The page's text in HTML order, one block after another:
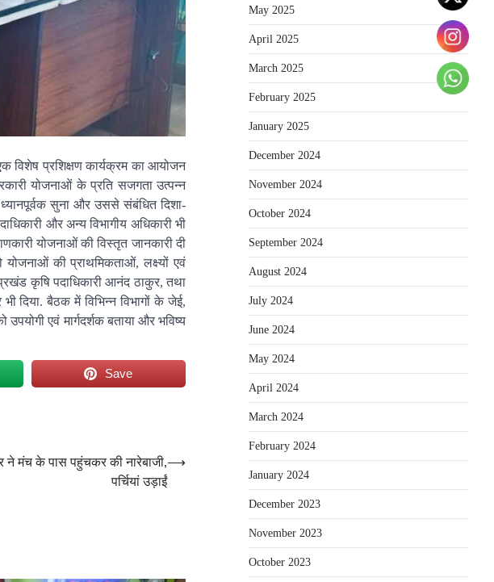
विशेष प्रशिक्षण कार्यक्रम का आयोजन
योजनाओं के प्रति सजगता उत्पन्न
ध्यानपूर्वक सुना और उससे संबंधित दिशा-
और अन्य विभागीय अधिकारी भी
योजनाओं की विस्तृत जानकारी दी
योजनाओं की प्राथमिकताओं, लक्ष्यों एवं
कृषि पदाधिकारी आनंद ठाकुर, तथा
दिया. बैठक में विभिन्न विभागों के जेई,
एवं मार्गदर्शक बताया और भविष्य
Save
ने मंच के पास पहुंचकर की नारेबाजी,
पर्चियां उड़ाईं
⟶
May 2025
April 2025
March 2025
February 2025
January 2025
December 2024
November 2024
October 2024
September 2024
August 2024
July 2024
June 2024
May 2024
April 2024
March 2024
February 2024
January 2024
December 2023
November 2023
October 2023